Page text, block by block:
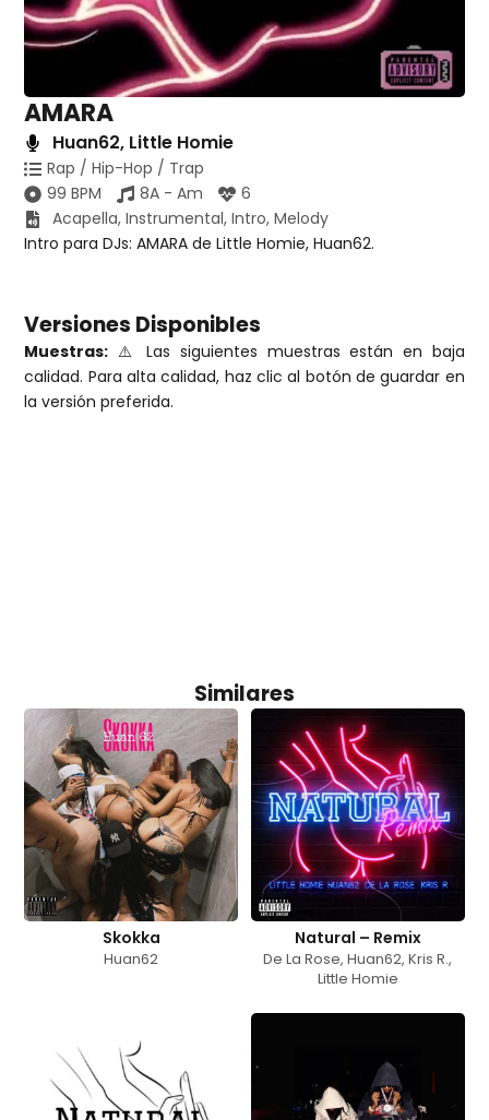
AMARA
Huan62, Little Homie
Rap / Hip-Hop / Trap
99 BPM
8A - Am
6
Acapella,Instrumental,Intro,Melody
Intro para DJs: AMARA de Little Homie, Huan62.
Versiones Disponibles
Muestras: ⚠️ Las siguientes muestras están en baja
calidad. Para alta calidad, haz clic al botón de guardar en
la versión preferida.
Similares
Skokka
Huan62
Natural – Remix
De La Rose,Huan62,Kris R.,
Little Homie